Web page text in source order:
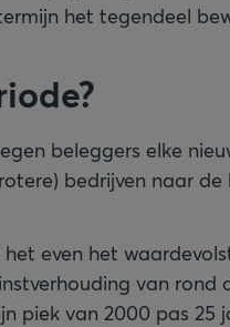
het tegendeel
beleggers elke
bedrijven naar de
even het
van rond
piek van 2000 pas 25